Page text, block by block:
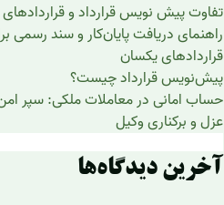
تفاوت پیش نویس قرارداد و
راهنمای دریافت پایان‌کار و سند رسمی
قراردادهای یکسان
پیش‌نویس قرارداد چیست؟
حساب امانی در معاملات ملکی: سپر
عزل و برکناری وکیل
آخرین دیدگاه‌ها